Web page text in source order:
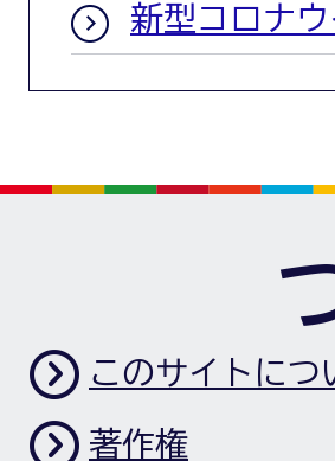
新型コロナ
このサイトにつ
著作権